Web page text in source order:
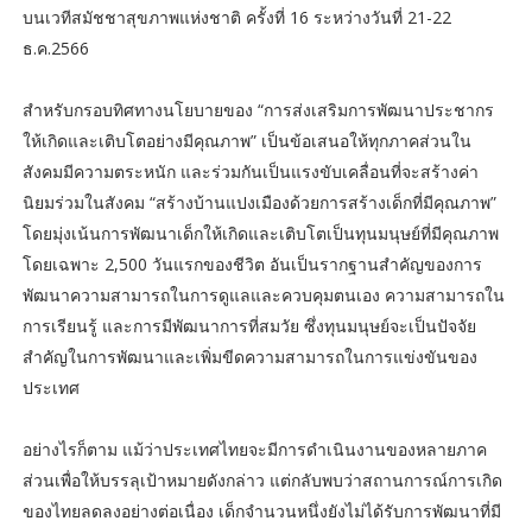
บนเวทีสมัชชาสุขภาพแห่งชาติ ครั้งที่ 16 ระหว่างวันที่ 21-22
ธ.ค.2566
สำหรับกรอบทิศทางนโยบายของ “การส่งเสริมการพัฒนาประชากร
ให้เกิดและเติบโตอย่างมีคุณภาพ” เป็นข้อเสนอให้ทุกภาคส่วนใน
สังคมมีความตระหนัก และร่วมกันเป็นแรงขับเคลื่อนที่จะสร้างค่า
นิยมร่วมในสังคม “สร้างบ้านแปงเมืองด้วยการสร้างเด็กที่มีคุณภาพ”
โดยมุ่งเน้นการพัฒนาเด็กให้เกิดและเติบโตเป็นทุนมนุษย์ที่มีคุณภาพ
โดยเฉพาะ 2,500 วันแรกของชีวิต อันเป็นรากฐานสำคัญของการ
พัฒนาความสามารถในการดูแลและควบคุมตนเอง ความสามารถใน
การเรียนรู้ และการมีพัฒนาการที่สมวัย ซึ่งทุนมนุษย์จะเป็นปัจจัย
สำคัญในการพัฒนาและเพิ่มขีดความสามารถในการแข่งขันของ
ประเทศ
อย่างไรก็ตาม แม้ว่าประเทศไทยจะมีการดําเนินงานของหลายภาค
ส่วนเพื่อให้บรรลุเป้าหมายดังกล่าว แต่กลับพบว่าสถานการณ์การเกิด
ของไทยลดลงอย่างต่อเนื่อง เด็กจำนวนหนึ่งยังไม่ได้รับการพัฒนาที่มี